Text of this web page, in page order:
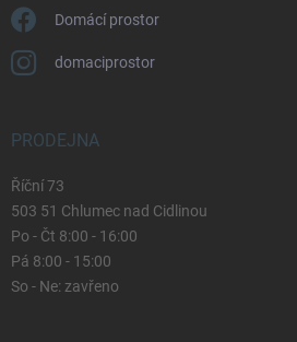
Domácí prostor
domaciprostor
PRODEJNA
Říční 73
503 51 Chlumec nad Cidlinou
Po - Čt 8:00 - 16:00
Pá 8:00 - 15:00
So - Ne: zavřeno